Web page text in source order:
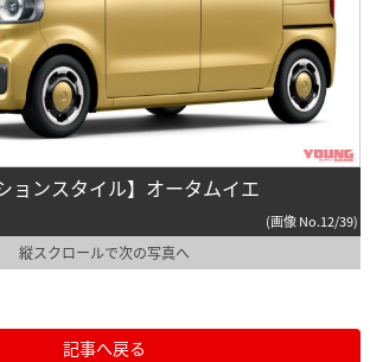
ョンスタイル】オータムイエ
(画像 No.12/39)
縦スクロールで次の写真へ
記事へ戻る